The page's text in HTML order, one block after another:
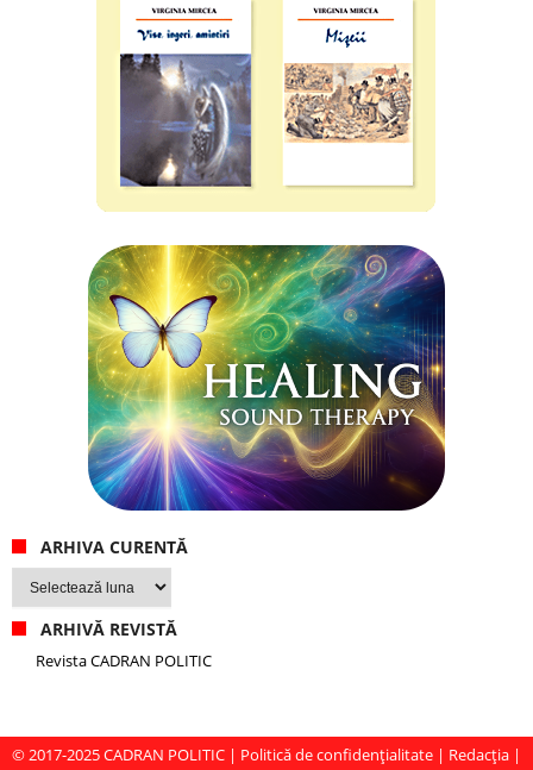
ARHIVA CURENTĂ
Arhiva
ARHIVĂ REVISTĂ
Revista CADRAN POLITIC
© 2017-2025CADRAN POLITIC | Politică de confidențialitate | Redacția |